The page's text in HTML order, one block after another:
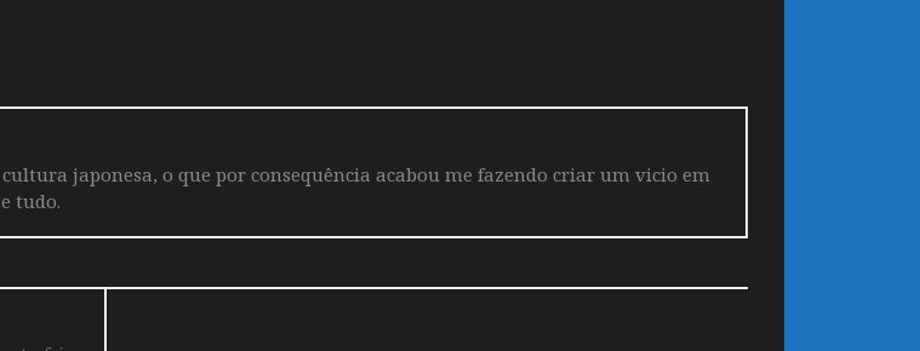
japonesa, o que por consequência acabou me fazendo criar um vicio em
tudo.